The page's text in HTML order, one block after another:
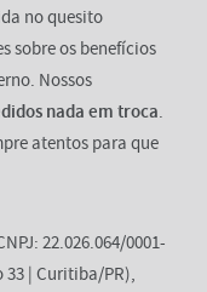
no quesito
sobre os benefícios
Nossos
nada em troca.
atentos para que
22.026.064/0001-
33 | Curitiba/PR),